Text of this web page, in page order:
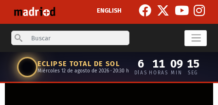
ENGLISH
Search
ECLIPSE TOTAL DE SOL
Miércoles 12 de agosto de 2026 · 20:30 h
6
DÍAS
11
HORAS
09
MIN
14
SEG